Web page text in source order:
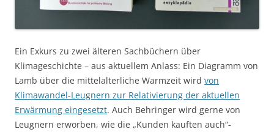
Ein Exkurs zu zwei älteren Sachbüchern über
Klimageschichte – aus aktuellem Anlass: Ein Diagramm von
Lamb über die mittelalterliche Warmzeit wird von
Klimawandel-Leugnern zur Relativierung der aktuellen
Erwärmung eingesetzt. Auch Behringer wird gerne von
Leugnern erworben, wie die „Kunden kauften auch“-